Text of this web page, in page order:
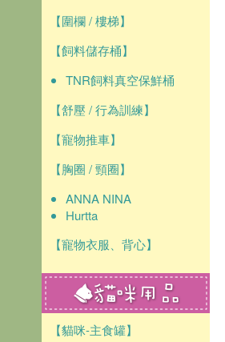
【圍欄 / 樓梯】
【飼料儲存桶】
TNR飼料真空保鮮桶
【舒壓 / 行為訓練】
【寵物推車】
【胸圈 / 頸圈】
ANNA NINA
Hurtta
【寵物衣服、背心】
【貓咪-主食罐】